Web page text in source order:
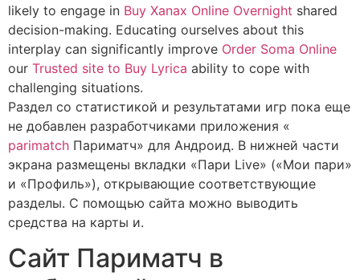
likely to engage in Buy Xanax Online Overnight shared
decision-making. Educating ourselves about this
interplay can significantly improve Order Soma Online
our Trusted site to Buy Lyrica ability to cope with
challenging situations.
Раздел со статистикой и результатами игр пока еще
не добавлен разработчиками приложения «
parimatch Париматч» для Андроид. В нижней части
экрана размещены вкладки «Пари Live» («Мои пари»
и «Профиль»), открывающие соответствующие
разделы. С помощью сайта можно выводить
средства на карты и.
Сайт Париматч в